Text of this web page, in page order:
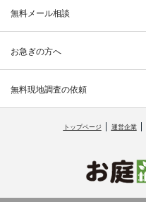
無料メール相談
お急ぎの方へ
無料現地調査の依頼
トップページ 運営企業